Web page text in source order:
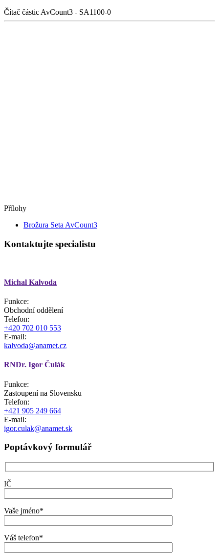
Čítač částic AvCount3 - SA1100-0
Přílohy
Brožura Seta AvCount3
Kontaktujte specialistu
Michal Kalvoda
Funkce:
Obchodní oddělení
Telefon:
+420 702 010 553
E-mail:
kalvoda@anamet.cz
RNDr. Igor Čulák
Funkce:
Zastoupení na Slovensku
Telefon:
+421 905 249 664
E-mail:
igor.culak@anamet.sk
Poptávkový formulář
IČ
Vaše jméno*
Váš telefon*